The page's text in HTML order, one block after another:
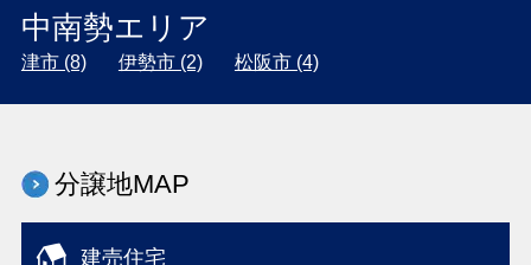
中南勢エリア
津市 (8) 伊勢市 (2) 松阪市 (4)
分譲地MAP
建売住宅